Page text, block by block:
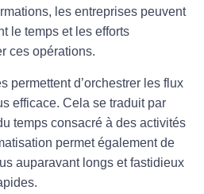
les entreprises peuvent
le temps et les efforts
ces opérations.
permettent d’orchestrer les flux
efficace. Cela se traduit par
temps consacré à des activités
permet également de
auparavant longs et fastidieux